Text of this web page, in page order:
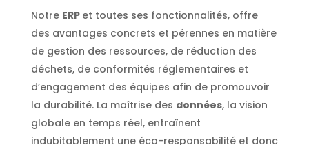
Notre ERP et toutes ses fonctionnalités, offre
des avantages concrets et pérennes en matière
de gestion des ressources, de réduction des
déchets, de conformités réglementaires et
d’engagement des équipes afin de promouvoir
la durabilité. La maîtrise des données, la vision
globale en temps réel, entraînent
indubitablement une éco-responsabilité et donc